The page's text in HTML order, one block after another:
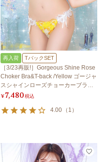
再入荷 TバックSET
［3/23再販!］Gorgeous Shine Rose
Choker Bra&T-back /Yellow ゴージャ
スシャインローズチョーカーブラ＆T
バック / イエロー
¥7,480税込
4.00 （ 1 ）